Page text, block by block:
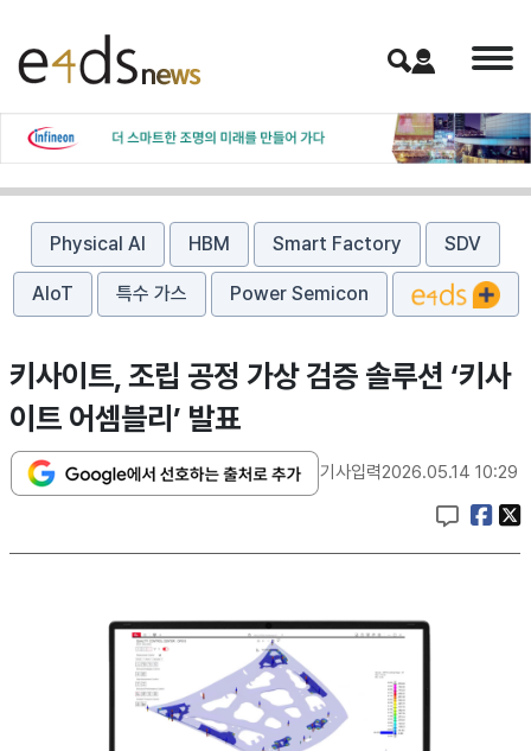
Physical AI HBM Smart Factory SDV
AIoT 특수 가스 Power Semicon
키사이트, 조립 공정 가상 검증 솔루션 ‘키사
이트 어셈블리’ 발표
기사입력2026.05.14 10:29